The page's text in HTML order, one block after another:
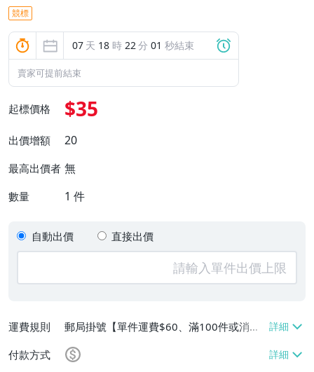
競標
07 天 18 時 22分 00 秒結束
賣家可提前結束
起標價格 $35
出價增額 20
最高出價者 無
數量 1 件
自動出價 直接出價
運費規則
郵局掛號【單件運費$60、滿100件或消費
滿$9999免運費】
付款方式